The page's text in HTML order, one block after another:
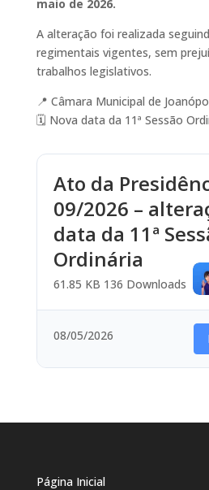
maio de 2026.
A alteração foi realizada
regimentais vigentes, sem
trabalhos legislativos.
📍 Câmara Municipal de
🗓️ Nova data da 11ª Sessão
Ato da
09/2026 –
data da 11ª
Ordinária
61.85 KB 136 Downloads
08/05/2026
Página Inicial